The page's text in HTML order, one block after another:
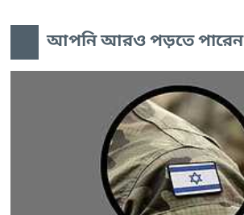
আপনি আরও পড়তে পারেন